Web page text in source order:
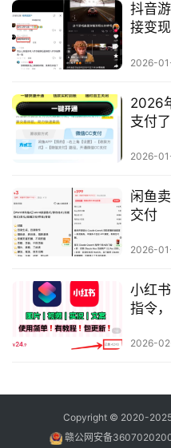
抖音
接变现
2026-
2026
支付了
2026-
闲鱼
交付
2026-
小红
指令
2026-
Copyright © 2020-
赣公网安备